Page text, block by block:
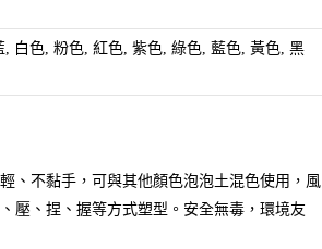
, 白色, 粉色, 紅色, 紫色, 綠色, 藍色, 黃色, 黑
、不黏手，可與其他顏色泡泡土混色使用，風
壓、捏、握等方式塑型。安全無毒，環境友